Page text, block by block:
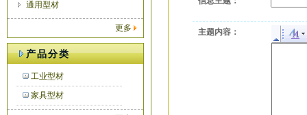
通用型材
更多
产品分类
工业型材
家具型材
主题内容：